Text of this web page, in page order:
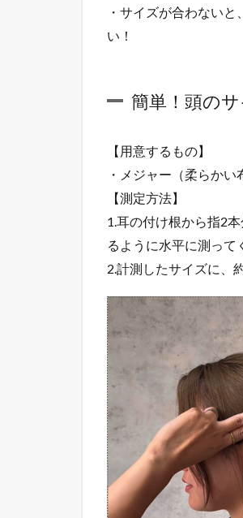
サイ
いサ
イズ
の測
3
【帽
子選
サイ
整が
子
【帽
子選
びの
・サイズが合わない
い！
簡単！頭の
【用意するもの】
・メジャー（柔らかい
【測定方法】
1.耳の付け根から指2
るように水平に測って
2.計測したサイズに、